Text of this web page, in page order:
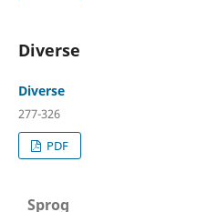
Diverse
Diverse
277-326
PDF
Sprog